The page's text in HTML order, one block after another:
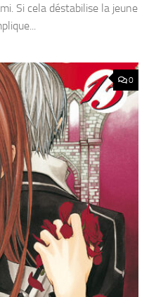
Si cela déstabilise la jeune
0